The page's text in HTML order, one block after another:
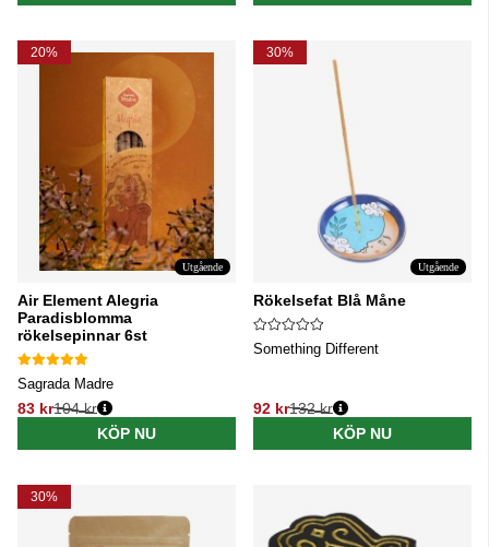
20%
Utgående
Air Element Alegria
Paradisblomma
rökelsepinnar 6st
Sagrada Madre
83 kr
Ordinarie pris:
104 kr
KÖP NU
30%
Utgående
Rökelsefat Blå Måne
Something Different
92 kr
Ordinarie pris:
132 kr
KÖP NU
30%